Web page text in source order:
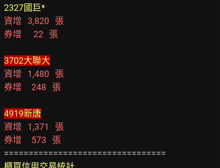
2327國巨*
資增   3,820   張
券增      22   張
3702大聯大
資增   1,480   張
券增     248   張
4919新唐
資增   1,371   張
券增     573   張